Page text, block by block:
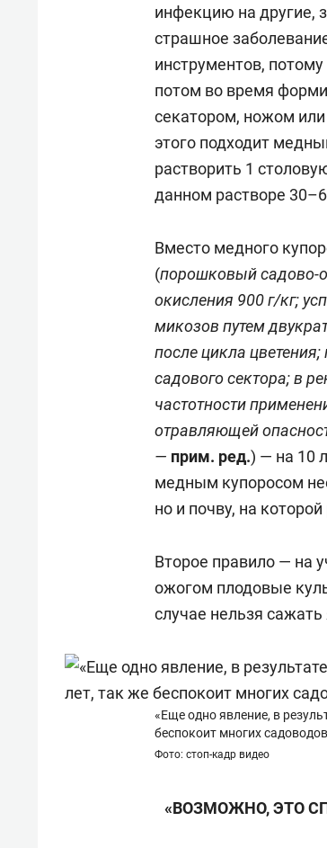
инфекцию на другие,
страшное
инструментов,
потом во время
секатором, ножом
этого подходит
растворить 1
данном растворе
Вместо медного
(порошковый садово-
окисления 900 г/кг;
микозов путем
после цикла
садового сектора; в
частотности
отравляющей
— прим. ред.) — на 10
медным купоросом
но и почву, на
Второе правило — на
ожогом плодовые
случае нельзя
«Еще одно явление, в
беспокоит многих
Фото: стоп-кадр видео
«ВОЗМОЖНО, ЭТО